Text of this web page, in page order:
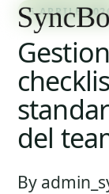
6 APRILE
del
By